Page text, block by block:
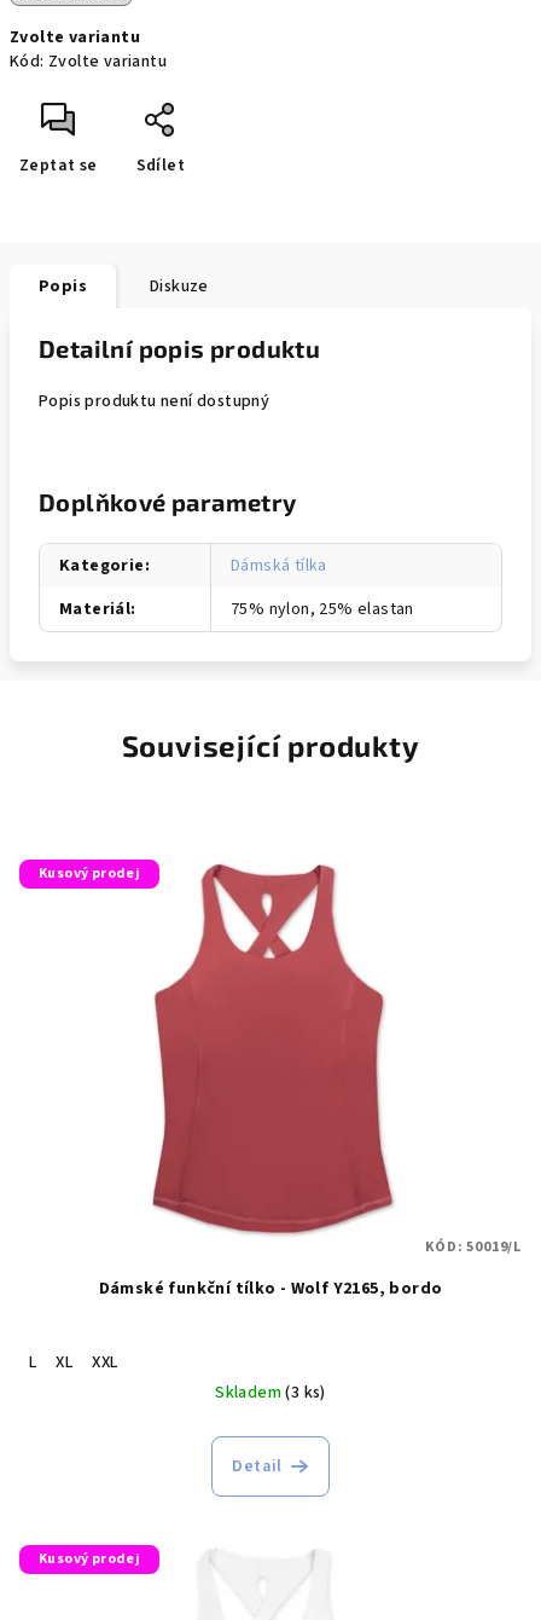
Zvolte variantu
Kód: Zvolte variantu
Zeptat se Sdílet
Popis Diskuze
Detailní popis produktu
Popis produktu není dostupný
Doplňkové parametry
Kategorie:
Dámská tílka
Materiál: 75% nylon, 25% elastan
Související produkty
Kusový prodej
Dámské funkční tílko - Wolf Y2165, bordo
L XL
XXL
Skladem(3 ks)
Detail
KÓD:50019/L
Kusový prodej